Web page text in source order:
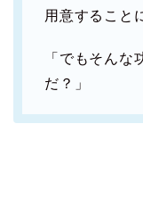
用意すること
「でもそんな
だ？」